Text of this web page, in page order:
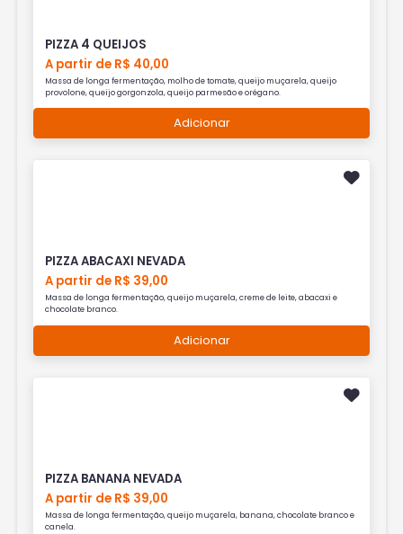
PIZZA 4 QUEIJOS
A partir de R$ 40,00
Massa de longa fermentação, molho de tomate, queijo muçarela, queijo
provolone, queijo gorgonzola, queijo parmesão e orégano.
Adicionar
PIZZA ABACAXI NEVADA
A partir de R$ 39,00
Massa de longa fermentação, queijo muçarela, creme de leite, abacaxi e
chocolate branco.
Adicionar
PIZZA BANANA NEVADA
A partir de R$ 39,00
Massa de longa fermentação, queijo muçarela, banana, chocolate branco e
canela.